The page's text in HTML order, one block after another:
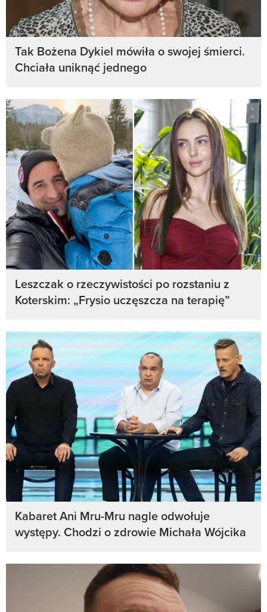
Tak Bożena Dykiel mówiła o swojej śmierci.
Chciała uniknąć jednego
Leszczak o rzeczywistości po rozstaniu z
Koterskim: „Frysio uczęszcza na terapię”
Kabaret Ani Mru-Mru nagle odwołuje
występy. Chodzi o zdrowie Michała Wójcika